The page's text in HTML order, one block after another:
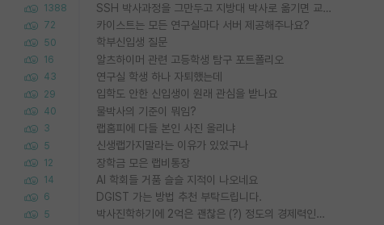
1388
72
50
16
43
29
40
3
5
12
14
6
5
SSH 박사과정을 그만두고 지방대 박사로 옮기면 교수의 꿈은 끝일까요?
카이스트는 모든 연구실마다 서버 제공해주나요?
학부신입생 질문
알츠하이머 관련 고등학생 탐구 포트폴리오
연구실 학생 하나 자퇴했는데
입학도 안한 신입생이 원래 관심을 받나요
물박사의 기준이 뭐임?
랩홈피에 다들 본인 사진 올리냐
신생랩가지말라는 이유가 있었구나
장학금 모은 랩비통장
AI 학회들 거품 슬슬 지적이 나오네요
DGIST 가는 방법 추천 부탁드립니다.
박사진학하기에 2억은 괜찮은 (?) 정도의 경제력인가요